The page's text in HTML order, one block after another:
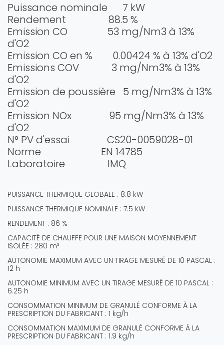
Puissance nominale 7 kW
Rendement
88.5 %
Emission CO 53 mg/Nm3 à 13%
d'O2
Emission CO en % 0.00424 % à 13% d'O2
Emissions COV 3 mg/Nm3% à 13%
d'O2
Emission de poussière 5 mg/Nm3% à 13%
d'O2
Emission NOx 95 mg/Nm3% à 13%
d'O2
N° PV d'essai CS20-0059028-01
Norme EN 14785
Laboratoire IMQ
PUISSANCE THERMIQUE GLOBALE : 8.8 kW
PUISSANCE THERMIQUE NOMINALE : 7.5 kW
RENDEMENT : 86 %
CAPACITÉ DE CHAUFFE POUR UNE MAISON MOYENNEMENT
ISOLÉE : 280 m³
AUTONOMIE MAXIMUM AVEC UN TIRAGE MESURÉ DE 10 PASCAL :
12 h
AUTONOMIE MINIMUM AVEC UN TIRAGE MESURÉ DE 10 PASCAL :
6.25 h
CONSOMMATION MINIMUM DE GRANULÉ CONFORME À LA
PRESCRIPTION DU FABRICANT : 1 kg/h
CONSOMMATION MAXIMUM DE GRANULÉ CONFORME À LA
PRESCRIPTION DU FABRICANT : 1.9 kg/h